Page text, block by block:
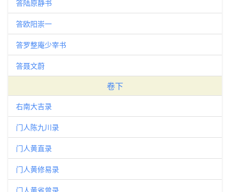
答陆原静书
答欧阳崇一
答罗整庵少宰书
答聂文蔚
卷下
右南大吉录
门人陈九川录
门人黄直录
门人黄修易录
门人黄省曾录